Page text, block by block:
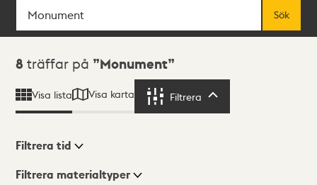
Sök
Sökresultat
8 träffar på Monument
Visa lista Visa karta Filtrera
Visningsläge
Filtrera tid
Filtrera materialtyper